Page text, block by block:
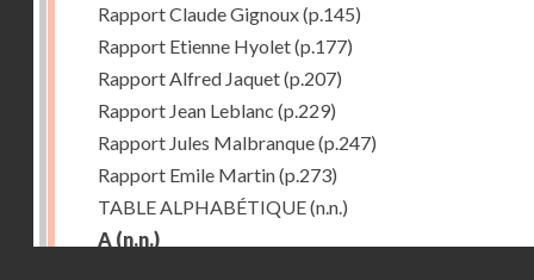
Rapport Claude Gignoux(p.145)
Rapport Etienne Hyolet(p.177)
Rapport Alfred Jaquet(p.207)
Rapport Jean Leblanc (p.229)
Rapport Jules Malbranque(p.247)
Rapport Emile Martin(p.273)
TABLE ALPHABÉTIQUE(n.n.)
A (n.n.)